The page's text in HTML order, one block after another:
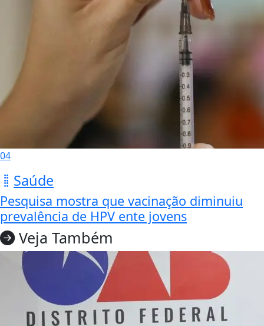
04
Saúde
Pesquisa mostra que vacinação diminuiu
prevalência de HPV ente jovens
Veja Também